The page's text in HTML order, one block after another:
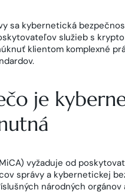
sa kybernetická
služieb s
klientom komplexné
je
vyžaduje od
správy a kybernetickej
národných